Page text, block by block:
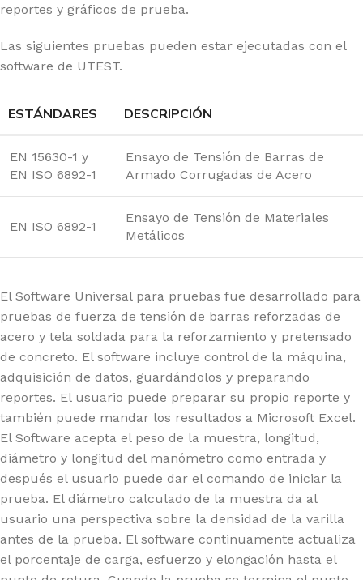
reportes y gráficos de prueba.
Las siguientes pruebas pueden estar ejecutadas con el
software de UTEST.
ESTÁNDARES DESCRIPCIÓN
EN 15630-1 y
EN ISO 6892-1
Ensayo de Tensión de Barras de
Armado Corrugadas de Acero
EN ISO 6892-1
Ensayo de Tensión de Materiales
Metálicos
El Software Universal para pruebas fue desarrollado para
pruebas de fuerza de tensión de barras reforzadas de
acero y tela soldada para la reforzamiento y pretensado
de concreto. El software incluye control de la máquina,
adquisición de datos, guardándolos y preparando
reportes. El usuario puede preparar su propio reporte y
también puede mandar los resultados a Microsoft Excel.
El Software acepta el peso de la muestra, longitud,
diámetro y longitud del manómetro como entrada y
después el usuario puede dar el comando de iniciar la
prueba. El diámetro calculado de la muestra da al
usuario una perspectiva sobre la densidad de la varilla
antes de la prueba. El software continuamente actualiza
el porcentaje de carga, esfuerzo y elongación hasta el